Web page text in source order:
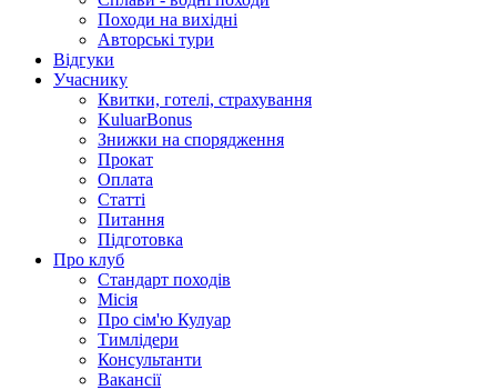
Походи на вихідні
Авторські тури
Відгуки
Учаснику
Квитки, готелі, страхування
KuluarBonus
Знижки на спорядження
Прокат
Оплата
Статті
Питання
Підготовка
Про клуб
Стандарт походів
Місія
Про сім'ю Кулуар
Тимлідери
Консультанти
Вакансії